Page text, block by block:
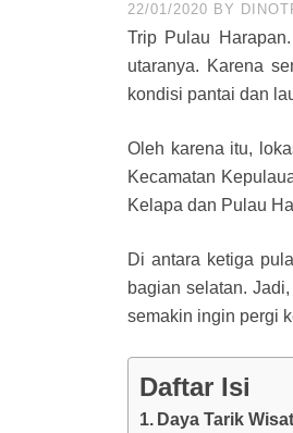
22/01/2020 BY
Trip Pulau
utaranya. Karena
kondisi pantai dan
Oleh karena itu,
Kecamatan
Kelapa dan Pulau
Di antara ketiga
bagian selatan.
semakin ingin pergi
Daftar Isi
Daya Tarik